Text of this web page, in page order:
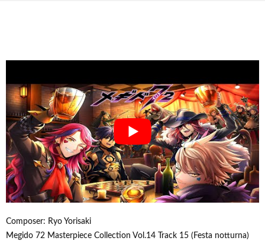
Composer: Ryo Yorisaki
Megido 72 Masterpiece Collection Vol.14 Track 15 (Festa notturna)